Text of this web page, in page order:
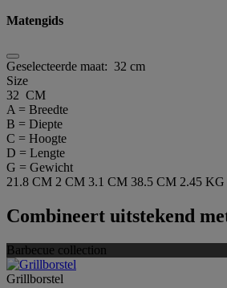
Matengids
Geselecteerde maat: 32 cm
Size
32 CM
A = Breedte
B = Diepte
C = Hoogte
D = Lengte
G = Gewicht
21.8 CM 2 CM 3.1 CM 38.5 CM 2.45 KG
Combineert uitstekend
Barbecue collection
Grillborstel